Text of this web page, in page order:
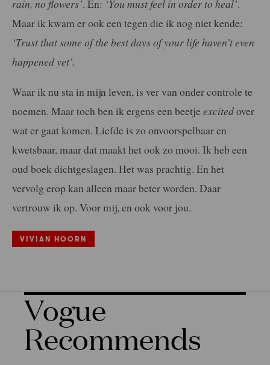
rain, no flowers’. En: ‘You must feel in order to heal’.
Maar ik kwam er ook een tegen die ik nog niet kende:
‘Trust that some of the best days of your life haven’t even
happened yet’.
Waar ik nu sta in mijn leven, is ver van onder controle te
noemen. Maar toch ben ik ergens een beetje excitedover
wat er gaat komen. Liefde is zo onvoorspelbaar en
kwetsbaar, maar dat maakt het ook zo mooi. Ik heb een
oud boek dichtgeslagen. Het was prachtig. En het
vervolg erop kan alleen maar beter worden. Daar
vertrouw ik op. Voor mij, en ook voor jou.
VIVIAN HOORN
Vogue
Recommends